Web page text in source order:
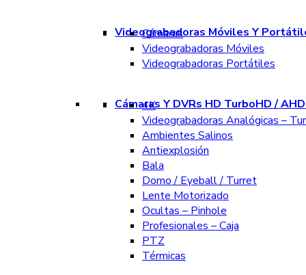
Videograbadoras Móviles Y
Cámaras
Videograbadoras Móviles
Videograbadoras Portátiles
Cámaras Y DVRs HD TurboHD /
4K
Videograbadoras Analógicas –
Ambientes Salinos
Antiexplosión
Bala
Domo / Eyeball / Turret
Lente Motorizado
Ocultas – Pinhole
Profesionales – Caja
PTZ
Térmicas